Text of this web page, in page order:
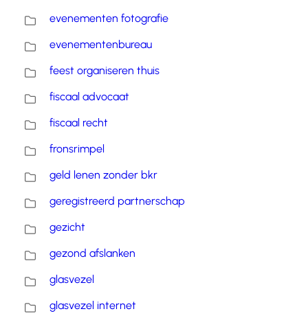
evenementen fotografie
evenementenbureau
feest organiseren thuis
fiscaal advocaat
fiscaal recht
fronsrimpel
geld lenen zonder bkr
geregistreerd partnerschap
gezicht
gezond afslanken
glasvezel
glasvezel internet